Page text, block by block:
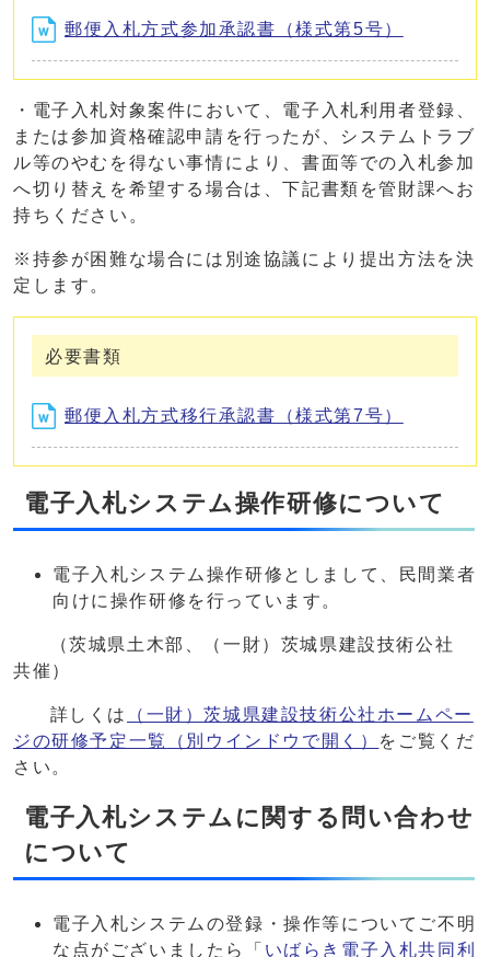
郵便入札方式参加承認書（様式第5号）
・電子入札対象案件において、電子入札利用者登録、
または参加資格確認申請を行ったが、システムトラブ
ル等のやむを得ない事情により、書面等での入札参加
へ切り替えを希望する場合は、下記書類を管財課へお
持ちください。
※持参が困難な場合には別途協議により提出方法を決
定します。
必要書類
郵便入札方式移行承認書（様式第7号）
電子入札システム操作研修について
電子入札システム操作研修としまして、民間業者
向けに操作研修を行っています。
（茨城県土木部、（一財）茨城県建設技術公社
共催）
詳しくは
（一財）茨城県建設技術公社ホームペー
ジの研修予定一覧
（別ウインドウで開く） をご覧くだ
さい。
電子入札システムに関する問い合わせ
について
電子入札システムの登録・操作等についてご不明
な点がございましたら「 いばらき電子入札共同利